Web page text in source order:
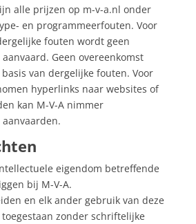
alle prijzen op m-v-a.nl onder
en programmeerfouten. Voor
fouten wordt geen
Geen overeenkomst
van dergelijke fouten. Voor
hyperlinks naar websites of
kan M-V-A nimmer
eigendom betreffende
bij M-V-A.
en elk ander gebruik van deze
zonder schriftelijke